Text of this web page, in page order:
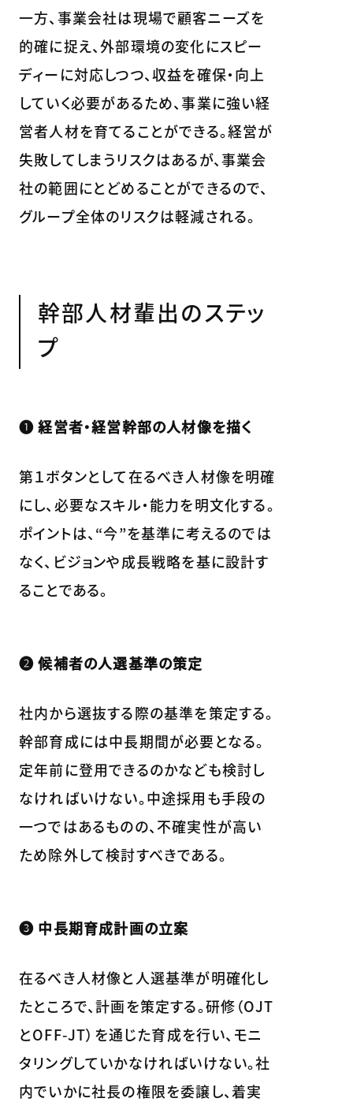
一方、事業会社は現場で顧客ニーズを
的確に捉え、外部環境の変化にスピー
ディーに対応しつつ、収益を確保・向上
していく必要があるため、事業に強い経
営者人材を育てることができる。経営が
失敗してしまうリスクはあるが、事業会
社の範囲にとどめることができるので、
グループ全体のリスクは軽減される。
幹部人材輩出のステッ
プ
❶ 経営者・経営幹部の人材像を描く
第１ボタンとして在るべき人材像を明確
にし、必要なスキル・能力を明文化する。
ポイントは、“今”を基準に考えるのでは
なく、ビジョンや成長戦略を基に設計す
ることである。
❷ 候補者の人選基準の策定
社内から選抜する際の基準を策定する。
幹部育成には中長期間が必要となる。
定年前に登用できるのかなども検討し
なければいけない。中途採用も手段の
一つではあるものの、不確実性が高い
ため除外して検討すべきである。
❸ 中長期育成計画の立案
在るべき人材像と人選基準が明確化し
たところで、計画を策定する。研修（OJT
とOFF-JT）を通じた育成を行い、モニ
タリングしていかなければいけない。社
内でいかに社長の権限を委譲し、着実